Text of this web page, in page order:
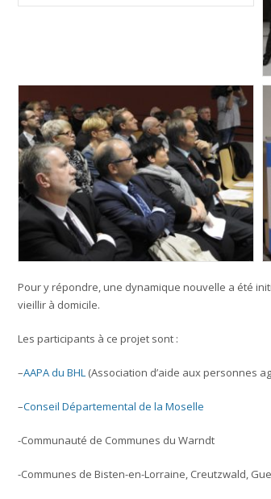
Pour y répondre, une dynamique nouvelle a été
vieillir à domicile.
Les participants à ce projet sont :
–AAPA du BHL (Association d’aide aux personnes
–Conseil Départemental de la Moselle
-Communauté de Communes du Warndt
-Communes de Bisten-en-Lorraine, Creutzwald,